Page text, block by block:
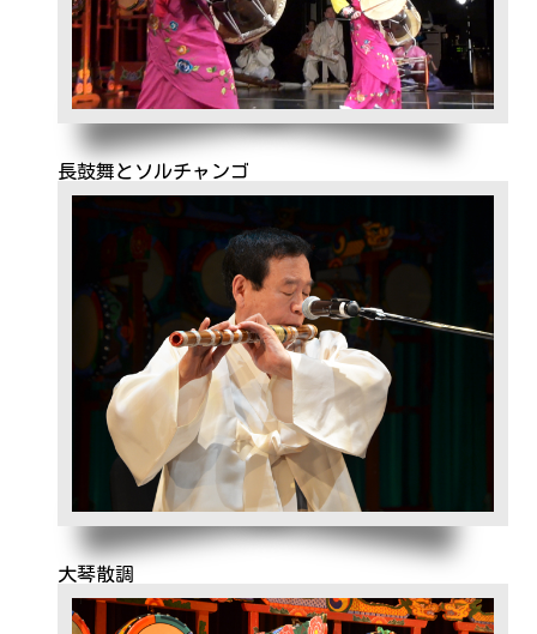
長鼓舞とソルチャンゴ
大琴散調